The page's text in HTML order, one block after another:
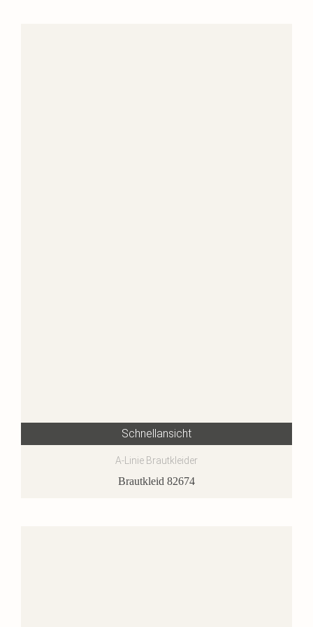
Schnellansicht
A-Linie Brautkleider
Brautkleid 82674